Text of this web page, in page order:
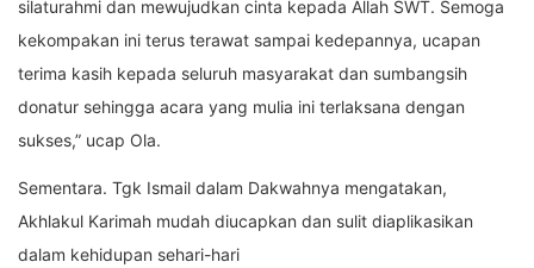
silaturahmi dan mewujudkan cinta kepada Allah SWT. Semoga
kekompakan ini terus terawat sampai kedepannya, ucapan
terima kasih kepada seluruh masyarakat dan sumbangsih
donatur sehingga acara yang mulia ini terlaksana dengan
sukses,” ucap Ola.
Sementara. Tgk Ismail dalam Dakwahnya mengatakan,
Akhlakul Karimah mudah diucapkan dan sulit diaplikasikan
dalam kehidupan sehari-hari